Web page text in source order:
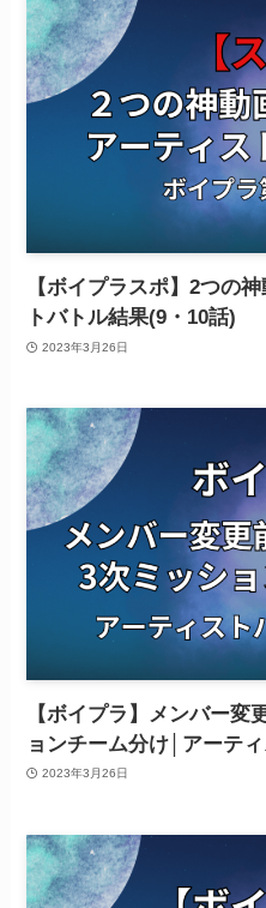
【ボイプラスポ】2つの
トバトル結果(9・10話)
2023年3月26日
【ボイプラ】メンバー変
ョンチーム分け│アーテ
2023年3月26日